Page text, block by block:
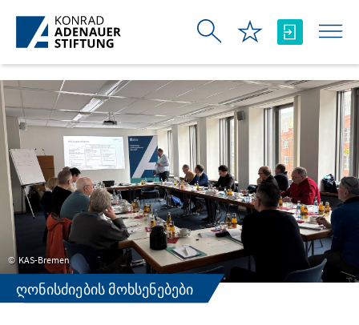
Skip to Main Content
KAS-Bremen
ᲦᲝᲜᲘᲡᲫᲘᲔᲑᲘᲡ ᲛᲝᲮᲡᲔᲜᲔᲑᲔᲑᲘ